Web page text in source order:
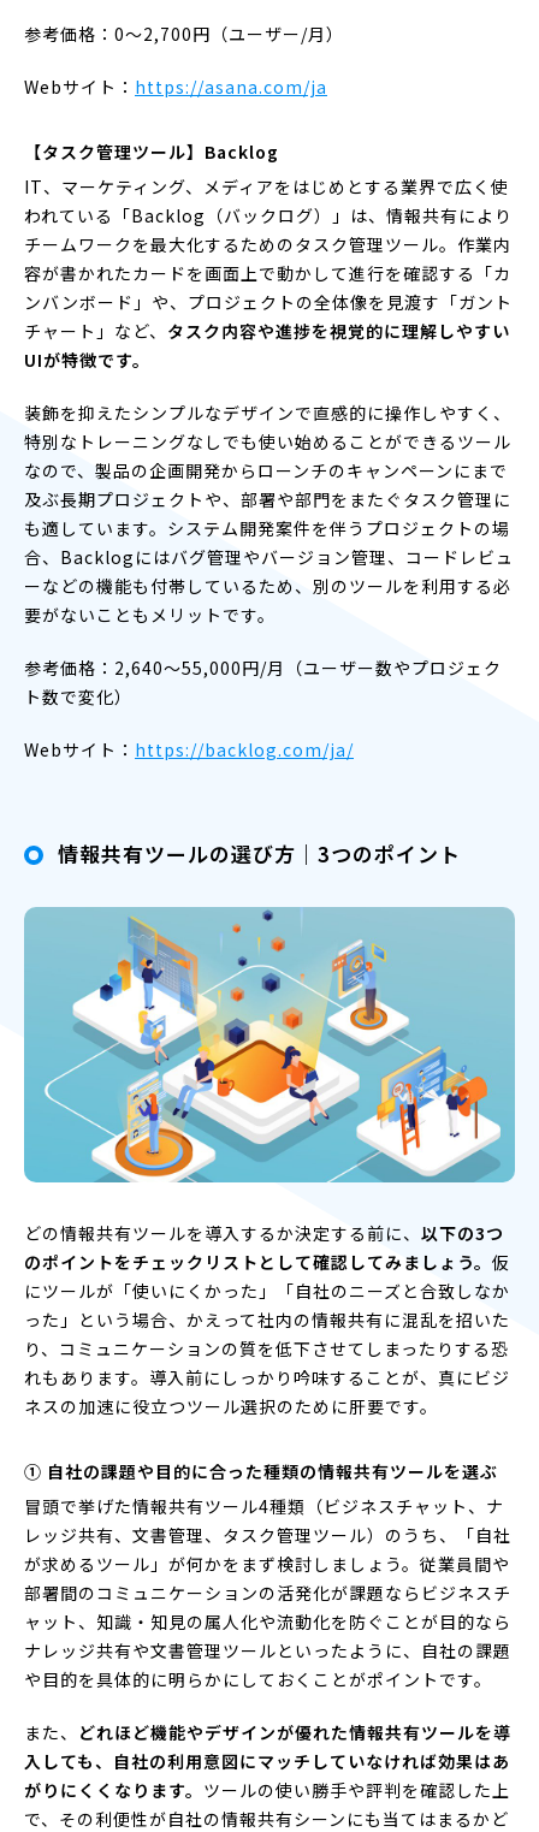
参考価格：0〜2,700円（ユーザー/月）
Webサイト： https://asana.com/ja
【タスク管理ツール】Backlog
IT、マーケティング、メディアをはじめとする業界で広く使
われている「Backlog（バックログ）」は、情報共有により
チームワークを最大化するためのタスク管理ツール。作業内
容が書かれたカードを画面上で動かして進行を確認する「カ
ンバンボード」や、プロジェクトの全体像を見渡す「ガント
チャート」など、 タスク内容や進捗を視覚的に理解しやすい
UIが特徴です。
装飾を抑えたシンプルなデザインで直感的に操作しやすく、
特別なトレーニングなしでも使い始めることができるツール
なので、製品の企画開発からローンチのキャンペーンにまで
及ぶ長期プロジェクトや、部署や部門をまたぐタスク管理に
も適しています。システム開発案件を伴うプロジェクトの場
合、Backlogにはバグ管理やバージョン管理、コードレビュ
ーなどの機能も付帯しているため、別のツールを利用する必
要がないこともメリットです。
参考価格：2,640〜55,000円/月（ユーザー数やプロジェク
ト数で変化）
Webサイト： https://backlog.com/ja/
情報共有ツールの選び方｜3つのポイント
どの情報共有ツールを導入するか決定する前に、 以下の3つ
のポイントをチェックリストとして確認してみましょう。 仮
にツールが「使いにくかった」「自社のニーズと合致しなか
った」という場合、かえって社内の情報共有に混乱を招いた
り、コミュニケーションの質を低下させてしまったりする恐
れもあります。導入前にしっかり吟味することが、真にビジ
ネスの加速に役立つツール選択のために肝要です。
① 自社の課題や目的に合った種類の情報共有ツールを選ぶ
冒頭で挙げた情報共有ツール4種類（ビジネスチャット、ナ
レッジ共有、文書管理、タスク管理ツール）のうち、「自社
が求めるツール」が何かをまず検討しましょう。従業員間や
部署間のコミュニケーションの活発化が課題ならビジネスチ
ャット、知識・知見の属人化や流動化を防ぐことが目的なら
ナレッジ共有や文書管理ツールといったように、自社の課題
や目的を具体的に明らかにしておくことがポイントです。
また、 どれほど機能やデザインが優れた情報共有ツールを導
入しても、自社の利用意図にマッチしていなければ効果はあ
がりにくくなります。 ツールの使い勝手や評判を確認した上
で、その利便性が自社の情報共有シーンにも当てはまるかど